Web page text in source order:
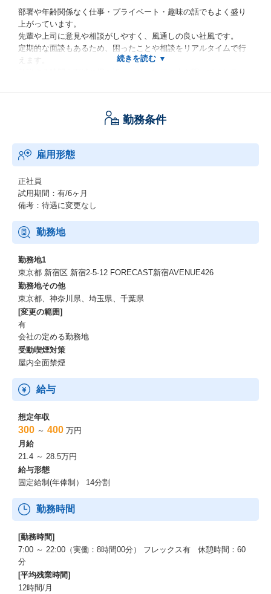
部署や年齢関係なく仕事・プライベート・趣味の話でもよく盛り
上がっています。
先輩や上司に意見や相談がしやすく、風通しの良い社風です。
定期的な面談もあるため、困ったことや相談をリアルタイムで行
えます。
でメリハリを持って働くことができます。
勤務条件
雇用形態
正社員
試用期間：有/6ヶ月
備考：待遇に変更なし
勤務地
勤務地1
東京都 新宿区 新宿2-5-12 FORECAST新宿AVENUE426
勤務地その他
東京都、神奈川県、埼玉県、千葉県
[変更の範囲]
有
会社の定める勤務地
受動喫煙対策
屋内全面禁煙
給与
想定年収
300 ～ 400 万円
月給
21.4 ～ 28.5万円
給与形態
固定給制(年俸制） 14分割
勤務時間
[勤務時間]
7:00 ～ 22:00（実働：8時間00分） フレックス有 休憩時間：60
分
[平均残業時間]
12時間/月